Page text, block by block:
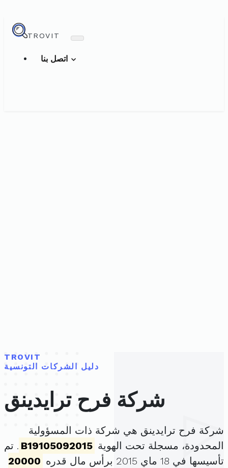
TROVIT
TROVIT
دليل الشركات التونسية
شركة فرح ترايدينق
شركة فرح ترايدينق هي شركة ذات المسؤولية
المحدودة، مسجلة تحت الهوية B19105092015 . تم
تأسيسها في 18 ماي 2015 برأس مال قدره
20000